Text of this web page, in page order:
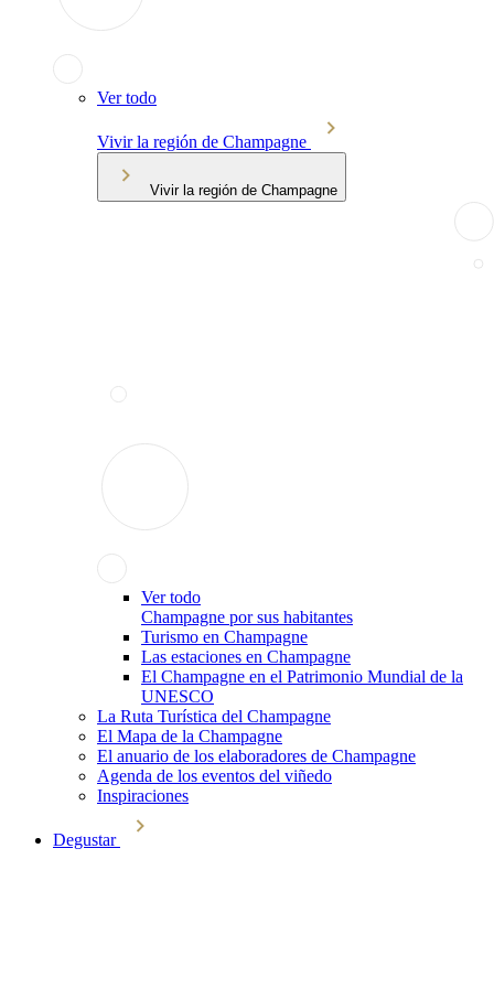
Ver todo
Vivir la región de Champagne
Vivir la región de Champagne
Ver todo
Champagne por sus habitantes
Turismo en Champagne
Las estaciones en Champagne
El Champagne en el Patrimonio Mundial de la
UNESCO
La Ruta Turística del Champagne
El Mapa de la Champagne
El anuario de los elaboradores de Champagne
Agenda de los eventos del viñedo
Inspiraciones
Degustar